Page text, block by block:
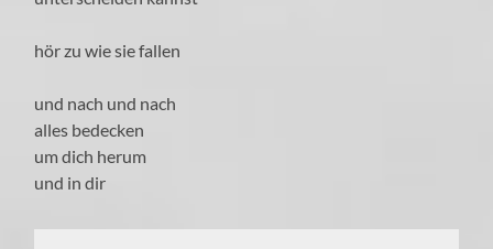
hör zu wie sie fallen
und nach und nach
alles bedecken
um dich herum
und in dir